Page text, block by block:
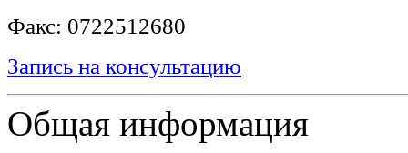
Факс: 0722512680
Запись на консультацию
Общая информация